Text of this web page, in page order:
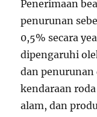
Penerimaan
penurunan
0,5% secara
dipengaruhi
dan
kendaraan
alam, dan